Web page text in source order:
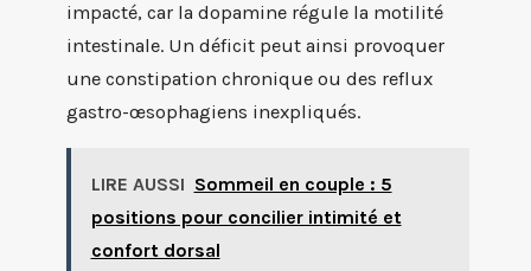
impacté, car la dopamine régule la motilité
intestinale. Un déficit peut ainsi provoquer
une constipation chronique ou des reflux
gastro-œsophagiens inexpliqués.
LIRE AUSSI Sommeil en couple : 5
positions pour concilier intimité et
confort dorsal